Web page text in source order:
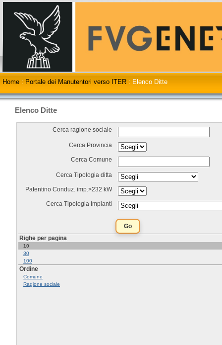
Home : Portale dei Manutentori verso ITER : Elenco Ditte
Elenco Ditte
Cerca ragione sociale
Cerca Provincia
Cerca Comune
Cerca Tipologia ditta
Patentino Conduz. imp.>232 kW
Cerca Tipologia Impianti
Righe per pagina
10
30
100
Ordine
Comune
Ragione sociale